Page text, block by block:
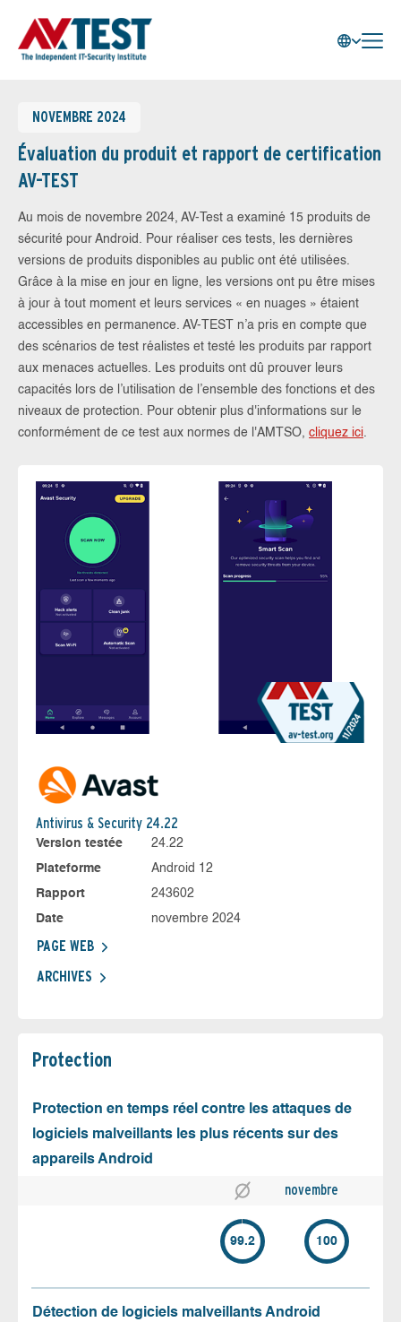
NOVEMBRE 2024
Évaluation du produit et rapport de certification
AV-TEST
Au mois de novembre 2024, AV-Test a examiné 15 produits de
sécurité pour Android. Pour réaliser ces tests, les dernières
versions de produits disponibles au public ont été utilisées.
Grâce à la mise en jour en ligne, les versions ont pu être mises
à jour à tout moment et leurs services « en nuages » étaient
accessibles en permanence. AV-TEST n’a pris en compte que
des scénarios de test réalistes et testé les produits par rapport
aux menaces actuelles. Les produits ont dû prouver leurs
capacités lors de l’utilisation de l’ensemble des fonctions et des
niveaux de protection. Pour obtenir plus d'informations sur le
conformément de ce test aux normes de l'AMTSO, cliquez ici.
Antivirus & Security 24.22
Version testée
24.22
Plateforme
Android 12
Rapport
243602
Date
novembre 2024
PAGE WEB
ARCHIVES
Protection
Protection en temps réel contre les attaques de
logiciels malveillants les plus récents sur des
appareils Android
novembre
99.2 100
Détection de logiciels malveillants Android